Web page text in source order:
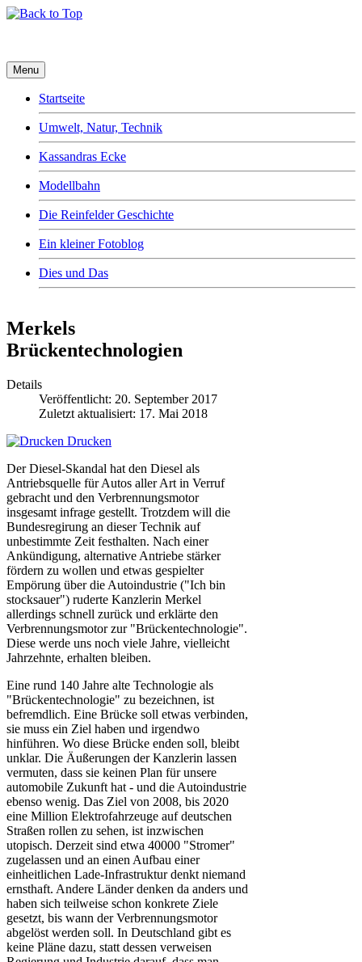
Menu
Startseite
Umwelt, Natur, Technik
Kassandras Ecke
Modellbahn
Die Reinfelder Geschichte
Ein kleiner Fotoblog
Dies und Das
Merkels
Brückentechnologien
Details
Veröffentlicht: 20. September 2017
Zuletzt aktualisiert: 17. Mai 2018
Drucken
Der Diesel-Skandal hat den Diesel als
Antriebsquelle für Autos aller Art in Verruf
gebracht und den Verbrennungsmotor
insgesamt infrage gestellt. Trotzdem will die
Bundesregirung an dieser Technik auf
unbestimmte Zeit festhalten. Nach einer
Ankündigung, alternative Antriebe stärker
fördern zu wollen und etwas gespielter
Empörung über die Autoindustrie ("Ich bin
stocksauer") ruderte Kanzlerin Merkel
allerdings schnell zurück und erklärte den
Verbrennungsmotor zur "Brückentechnologie".
Diese werde uns noch viele Jahre, vielleicht
Jahrzehnte, erhalten bleiben.
Eine rund 140 Jahre alte Technologie als
"Brückentechnologie" zu bezeichnen, ist
befremdlich. Eine Brücke soll etwas verbinden,
sie muss ein Ziel haben und irgendwo
hinführen. Wo diese Brücke enden soll, bleibt
unklar. Die Äußerungen der Kanzlerin lassen
vermuten, dass sie keinen Plan für unsere
automobile Zukunft hat - und die Autoindustrie
ebenso wenig. Das Ziel von 2008, bis 2020
eine Million Elektrofahrzeuge auf deutschen
Straßen rollen zu sehen, ist inzwischen
utopisch. Derzeit sind etwa 40000 "Stromer"
zugelassen und an einen Aufbau einer
einheitlichen Lade-Infrastruktur denkt niemand
ernsthaft. Andere Länder denken da anders und
haben sich teilweise schon konkrete Ziele
gesetzt, bis wann der Verbrennungsmotor
abgelöst werden soll. In Deutschland gibt es
keine Pläne dazu, statt dessen verweisen